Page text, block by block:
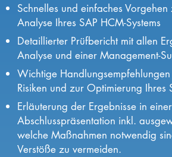
Schnelles und einfaches
Analyse Ihres SAP HCM-Systems
Detaillierter Prüfbericht mit allen
Analyse und einer Management-
Wichtige
Risiken und zur Optimierung Ihres
Erläuterung der Ergebnisse in
Abschlusspräsentation inkl.
welche Maßnahmen notwendig
Verstöße zu vermeiden.